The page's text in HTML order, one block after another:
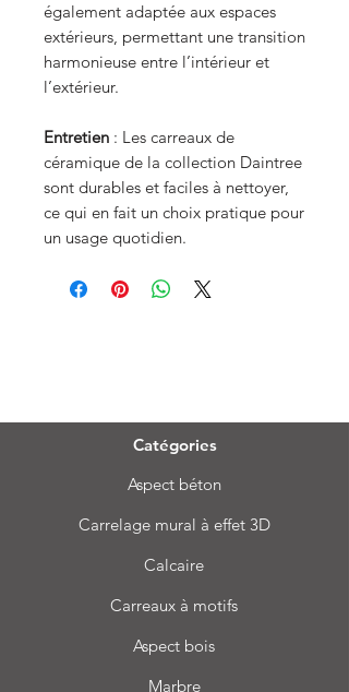
également adaptée aux espaces
extérieurs, permettant une transition
harmonieuse entre l’intérieur et
l’extérieur.
Entretien : Les carreaux de
céramique de la collection Daintree
sont durables et faciles à nettoyer,
ce qui en fait un choix pratique pour
un usage quotidien.
Catégories
Aspect béton
Carrelage mural à effet 3D
Calcaire
Carreaux à motifs
Aspect bois
Marbre